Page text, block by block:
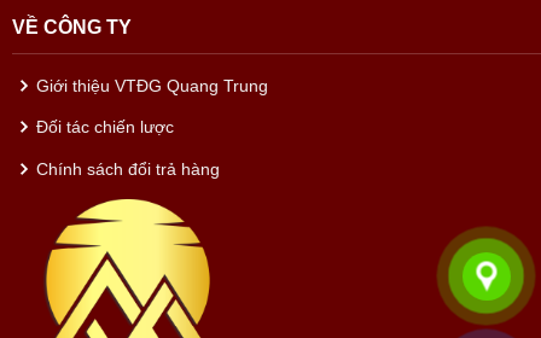
VỀ CÔNG TY
Giới thiệu VTĐG Quang Trung
Đối tác chiến lược
Chính sách đổi trả hàng